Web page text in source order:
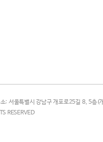
: 서울특별시 강남구 개포로25길 8, 5층(
RESERVED